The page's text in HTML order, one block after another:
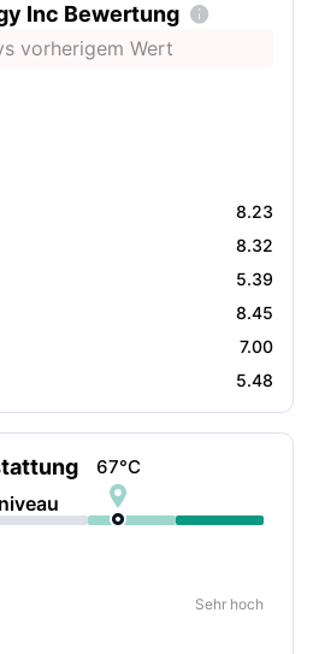
Inc Bewertung 
vorherigem Wert
8.23
8.32
5.39
8.45
7.00
5.48
67°C

Sehr hoch